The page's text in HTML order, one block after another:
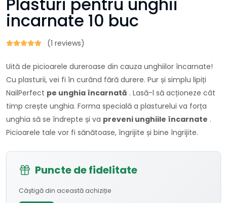
incarnate 10 buc
(1 reviews)
Uită de picioarele dureroase din cauza unghiilor încarnate!
Cu plasturii, vei fi în curând fără durere. Pur și simplu lipiți
NailPerfect pe unghia încarnată . Lasă-l să acționeze cât
timp crește unghia. Forma specială a plasturelui va forța
unghia să se îndrepte și va preveni unghiile încarnate .
Picioarele tale vor fi sănătoase, îngrijite și bine îngrijite.
Puncte de fidelitate
Câștigă din această achiziție